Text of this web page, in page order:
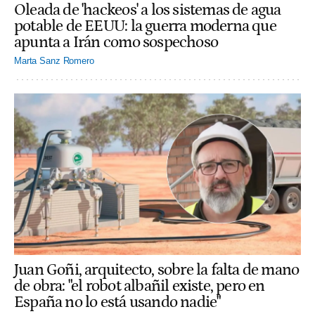
Oleada de 'hackeos' a los sistemas de agua
potable de EEUU: la guerra moderna que
apunta a Irán como sospechoso
Marta Sanz Romero
Juan Goñi, arquitecto, sobre la falta de mano
de obra: "el robot albañil existe, pero en
España no lo está usando nadie"